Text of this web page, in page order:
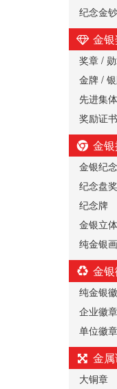
纪念金
金
奖章 /
金牌 /
先进集
奖励证
金
金银纪
纪念盘
纪念牌
金银立
纯金银画
金
纯金银
企业徽章
单位徽章
金
大铜章